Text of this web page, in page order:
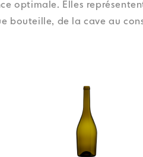
optimale. Elles
bouteille, de la cave au